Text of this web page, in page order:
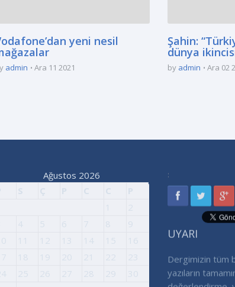
yeni nesil
admin Ara 11 2021
Şahin:
dünya
by admin Ara 02
Ağustos 2026
:
UYARI
Dergimizin tüm
yazıların